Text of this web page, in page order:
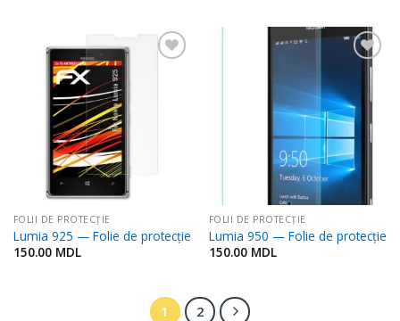
FOLII DE PROTECŢIE
Lumia 925 — Folie de protecție
150.00 MDL
Adaugă
Favorite
FOLII DE PROTECŢIE
Lumia 950 — Folie de protecție
150.00 MDL
1 2